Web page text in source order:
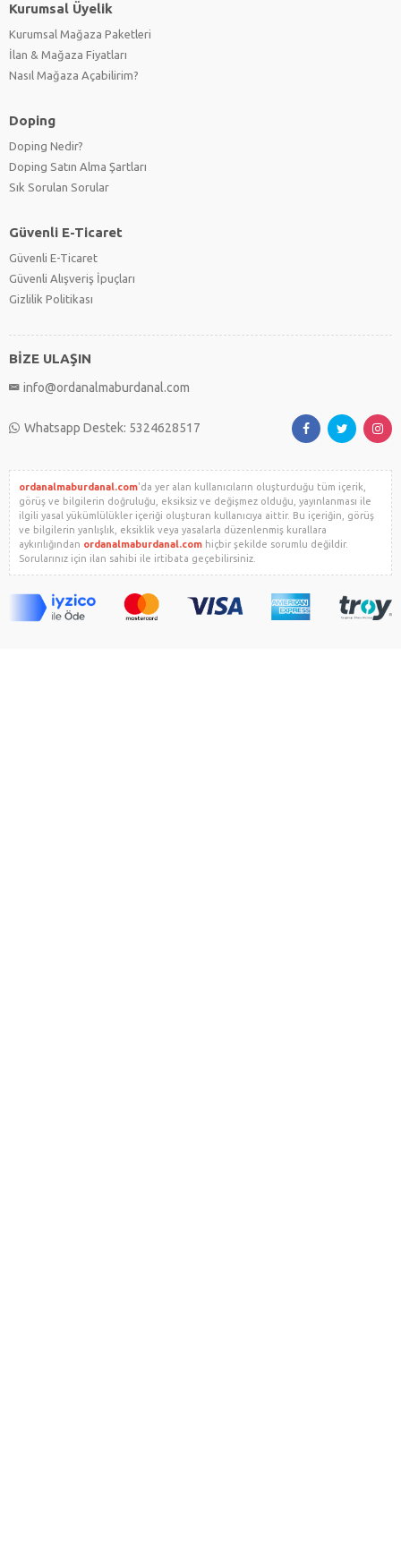
Kurumsal Üyelik
Kurumsal Mağaza Paketleri
İlan & Mağaza Fiyatları
Nasıl Mağaza Açabilirim?
Doping
Doping Nedir?
Doping Satın Alma Şartları
Sık Sorulan Sorular
Güvenli E-Ticaret
Güvenli E-Ticaret
Güvenli Alışveriş İpuçları
Gizlilik Politikası
BİZE ULAŞIN
info@ordanalmaburdanal.com
Whatsapp Destek: 5324628517
ordanalmaburdanal.com'da yer alan kullanıcıların oluşturduğu tüm içerik,
görüş ve bilgilerin doğruluğu, eksiksiz ve değişmez olduğu, yayınlanması ile
ilgili yasal yükümlülükler içeriği oluşturan kullanıcıya aittir. Bu içeriğin, görüş
ve bilgilerin yanlışlık, eksiklik veya yasalarla düzenlenmiş kurallara
aykırılığından ordanalmaburdanal.com hiçbir şekilde sorumlu değildir.
Sorularınız için ilan sahibi ile irtibata geçebilirsiniz.